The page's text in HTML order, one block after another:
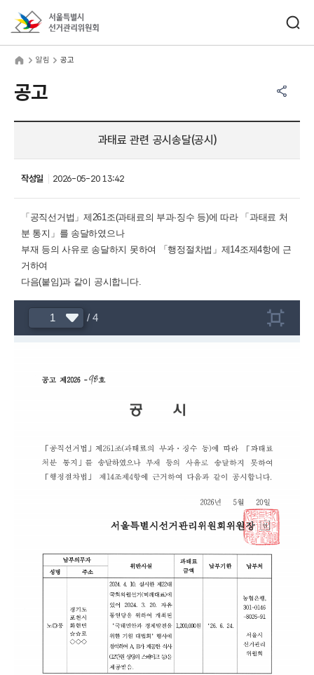
알림 공고
공고
과태료 관련 공시송달(공시)
작성일 2026-05-20 13:42
「공직선거법」제261조(과태료의 부과·징수 등)에 따라
「과태료 처
분 통지 」를 송달하였으나
부재 등의 사유로 송달하지 못하여
「행정절차법」제14조제4항에 근
거하여
다음(붙임)과 같이 공시합니다.